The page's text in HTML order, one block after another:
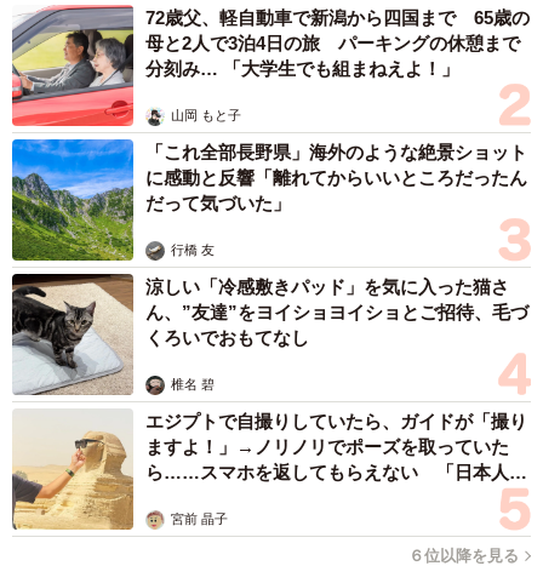
しかし、猟師の家には他にもワンコを多く飼っていたらし
く、「どうしても引き取って欲しい」と押し付ける格好
で、そのまま飼い主の高齢男性にワンコを押し付けたので
した。
結果的に、「犬を飼う」環境が整っていないにもかかわら
ず高齢男性がワンコを迎えることとなり、結果的にこのよ
うな状況になっていたのだそうです。おそらく、周辺に散
らばっていたイノシシの骨は、元飼い主の猟師がワンコの
おもちゃ代わりに置いていったものだと思われました。
それでもワンコは人間を信用しようとしていた
言い換えれば、心優しい男性よりも前に当のワンコもたら
い回しにさせられたという経緯を持っていたようです。
なんとも後味の悪いような、悲しく残念な話ですが、しか
し、そんな中で唯一の救いだったのは当のワンコが人間を
72歳父、軽自動車で新潟から四国まで 65歳の
母と2人で3泊4日の旅 パーキングの休憩まで
分刻み… 「大学生でも組まねえよ！」
山岡 もと子
「これ全部長野県」海外のような絶景ショット
に感動と反響「離れてからいいところだったん
だって気づいた」
行橋 友
涼しい「冷感敷きパッド」を気に入った猫さ
ん、”友達”をヨイショヨイショとご招待、毛づ
くろいでおもてなし
椎名 碧
エジプトで自撮りしていたら、ガイドが「撮り
ますよ！」→ノリノリでポーズを取っていた
ら……スマホを返してもらえない 「日本人は
カモ代表かも」「私は6時間で3万円払った」
宮前 晶子
６位以降を見る